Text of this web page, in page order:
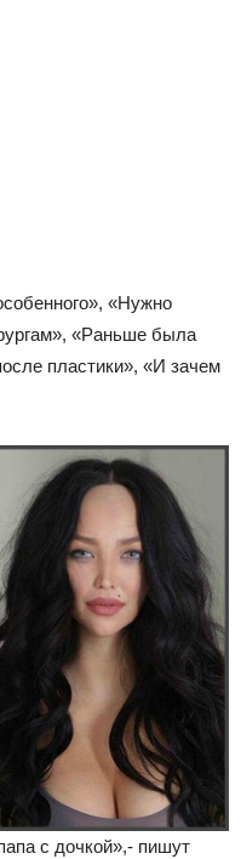
«Нужно
«Раньше была
пластики», «И зачем
с дочкой»,- пишут